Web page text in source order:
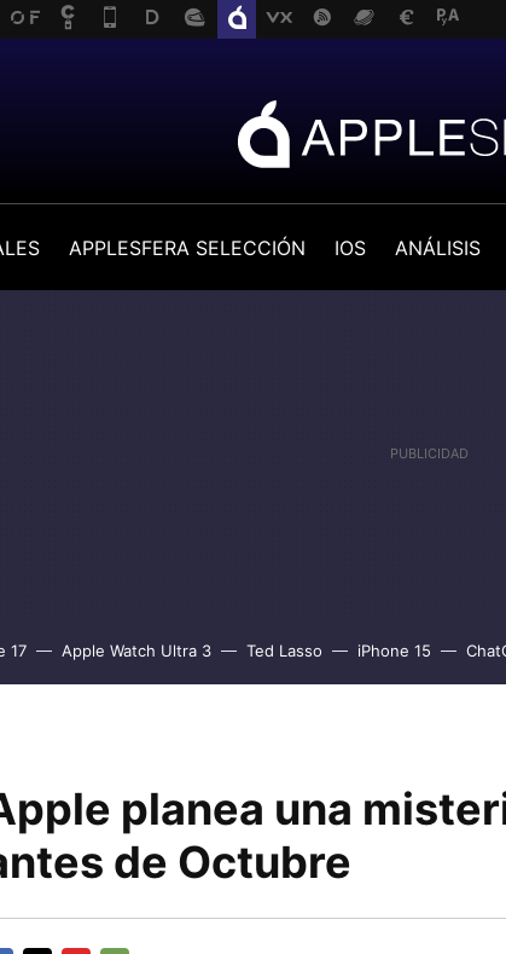
APPLESFERA SELECCIÓN IOS ANÁLISIS
17 Apple Watch Ultra 3 Ted Lasso iPhone 15
planea una
de Octubre